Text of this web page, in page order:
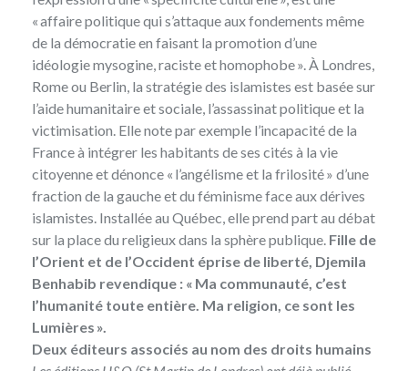
« affaire politique qui s’attaque aux fondements même
de la démocratie en faisant la promotion d’une
idéologie mysogine, raciste et homophobe ». À Londres,
Rome ou Berlin, la stratégie des islamistes est basée sur
l’aide humanitaire et sociale, l’assassinat politique et la
victimisation. Elle note par exemple l’incapacité de la
France à intégrer les habitants de ses cités à la vie
citoyenne et dénonce « l’angélisme et la frilosité » d’une
fraction de la gauche et du féminisme face aux dérives
islamistes. Installée au Québec, elle prend part au débat
sur la place du religieux dans la sphère publique. Fille de
l’Orient et de l’Occident éprise de liberté, Djemila
Benhabib revendique : « Ma communauté, c’est
l’humanité toute entière. Ma religion, ce sont les
Lumières ».
Deux éditeurs associés au nom des droits humains